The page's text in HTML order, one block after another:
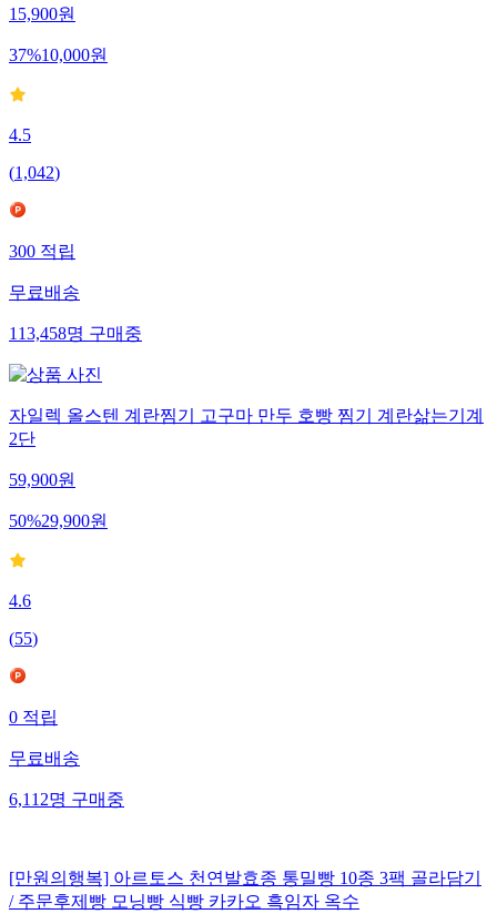
15,900원
37%10,000원
4.5
(1,042)
300 적립
무료배송
113,458명 구매중
자일렉 올스텐 계란찜기 고구마 만두 호빵 찜기 계란삶는기계
2단
59,900원
50%29,900원
4.6
(55)
0 적립
무료배송
6,112명 구매중
[만원의행복] 아르토스 천연발효종 통밀빵 10종 3팩 골라담기
/ 주문후제빵 모닝빵 식빵 카카오 흑임자 옥수